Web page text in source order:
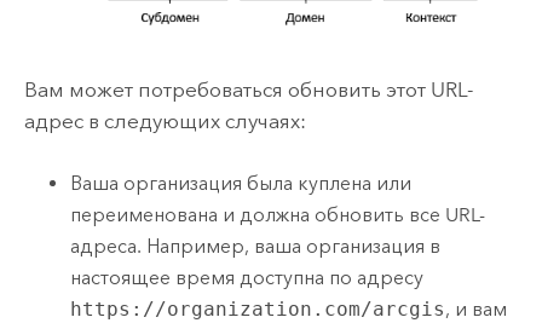
Вам может потребоваться обновить этот URL-
адрес в следующих случаях:
Ваша организация была куплена или
переименована и должна обновить все URL-
адреса. Например, ваша организация в
настоящее время доступна по адресу
https://organization.com/arcgis, и вам